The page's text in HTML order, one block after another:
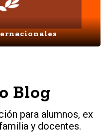
Blog
para alumnos, ex
y docentes.